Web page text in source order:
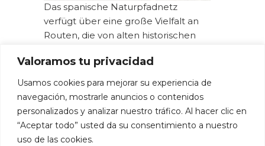
Valoramos tu privacidad
Usamos cookies para mejorar su experiencia de
navegación, mostrarle anuncios o contenidos
personalizados y analizar nuestro tráfico. Al hacer clic en
“Aceptar todo” usted da su consentimiento a nuestro
uso de las cookies.
Das spanische Naturpfadnetz
verfügt über eine große Vielfalt an
Routen, die von alten historischen
Bergpfaden reichen. Jeder dieser
Wege bietet ein einzigartiges
Erlebnis mit beeindruckenden
Landschaften, einheimischer Flora
und Fauna sowie
Sehenswürdigkeiten von kulturellem